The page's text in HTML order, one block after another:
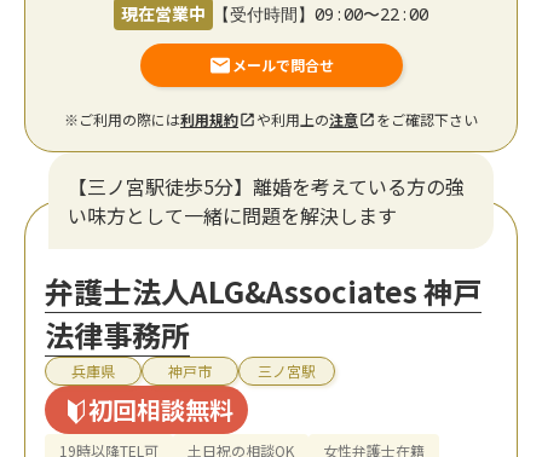
現在営業中 【受付時間】09:00〜22:00
メールで問合せ
※ご利用の際には利用規約 や利用上の注意 をご確認下さい
【三ノ宮駅徒歩5分】離婚を考えている方の強
い味方として一緒に問題を解決します
弁護士法人ALG&Associates 神戸
法律事務所
兵庫県 神戸市 三ノ宮駅
初回相談無料
19時以降TEL可 土日祝の相談OK 女性弁護士在籍